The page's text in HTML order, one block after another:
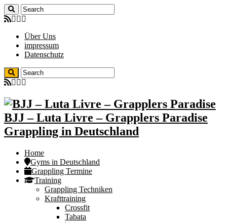
Über Uns
impressum
Datenschutz
BJJ – Luta Livre – Grapplers Paradise
Grappling in Deutschland
Home
Gyms in Deutschland
Grappling Termine
Training
Grappling Techniken
Krafttraining
Crossfit
Tabata